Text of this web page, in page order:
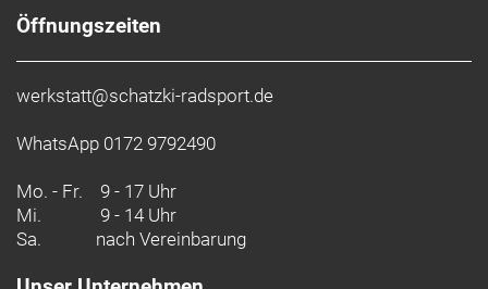
Öffnungszeiten
werkstatt@schatzki-radsport.de
WhatsApp 0172 9792490
Mo. - Fr. 9 - 17 Uhr
Mi.
9 - 14 Uhr
Sa.
nach Vereinbarung